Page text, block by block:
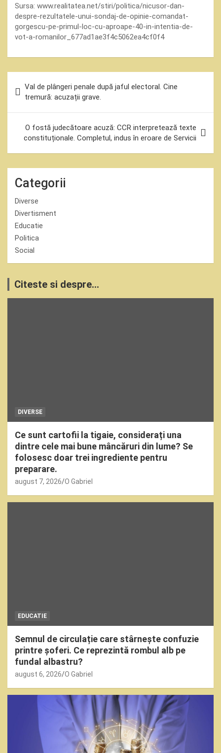
Sursa: www.realitatea.net/stiri/politica/nicusor-dan-
despre-rezultatele-unui-sondaj-de-opinie-comandat-
gorgescu-pe-primul-loc-cu-aproape-40-in-intentia-de-
vot-a-romanilor_677ad1ae3f4c5062ea4cf0f4
în
articole
Val de plângeri penale după jaful electoral. Cine
tremură: acuzații grave.
O fostă judecătoare acuză: CCR interpretează texte
constituționale. Completul, indus în eroare de Servicii
Categorii
Diverse
Divertisment
Educatie
Politica
Social
Citeste si despre...
DIVERSE
Ce sunt cartofii la tigaie, considerați una
dintre cele mai bune mâncăruri din lume? Se
folosesc doar trei ingrediente pentru
preparare.
august 7, 2026 O Gabriel
EDUCATIE
Semnul de circulație care stârnește confuzie
printre șoferi. Ce reprezintă rombul alb pe
fundal albastru?
august 6, 2026 O Gabriel